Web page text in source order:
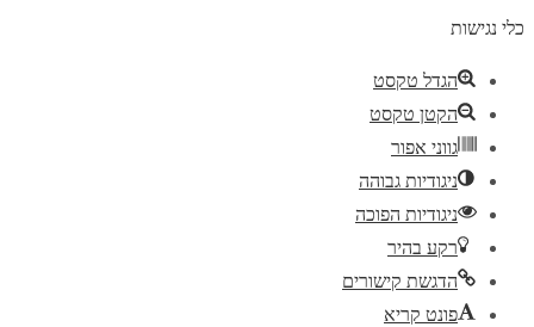
כלי נגישות
הגדל טקסט
הקטן טקסט
גווני אפור
ניגודיות גבוהה
ניגודיות הפוכה
רקע בהיר
הדגשת קישורים
פונט קריא